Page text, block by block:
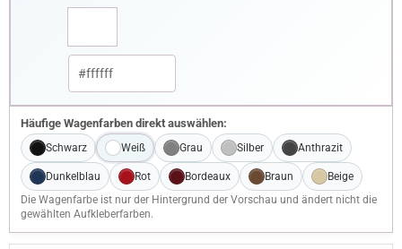
Häufige Wagenfarben direkt auswählen:
Schwarz Weiß Grau Silber Anthrazit
Dunkelblau Rot Bordeaux Braun
Beige
Die Wagenfarbe ist nur der Hintergrund der Vorschau und ändert nicht die
gewählten Aufkleberfarben.